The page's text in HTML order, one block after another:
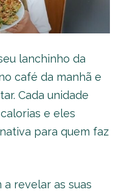
lanchinho da
café da manhã e
Cada unidade
e eles
para quem faz
revelar as suas